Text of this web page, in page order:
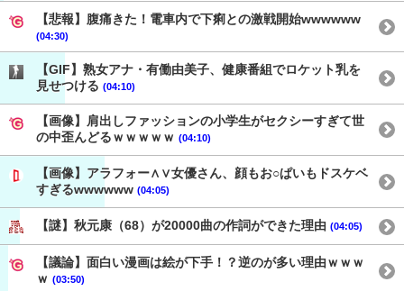
【悲報】腹痛きた！電車内で下痢との激戦開始wwwwww
(04:30)
【GIF】熟女アナ・有働由美子、健康番組でロケット乳を
見せつける (04:10)
【画像】肩出しファッションの小学生がセクシーすぎて世
の中歪んどるｗｗｗｗｗ (04:10)
【画像】アラフォー∧∨女優さん、顔もお○ぱいもドスケベ
すぎるwwwwww (04:05)
【謎】秋元康（68）が20000曲の作詞ができた理由 (04:05)
【議論】面白い漫画は絵が下手！？逆のが多い理由ｗｗｗ
ｗ (03:50)